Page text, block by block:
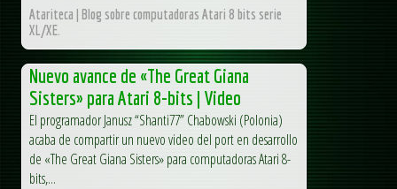
Atariteca | Blog sobre computadoras Atari 8 bits serie
XL/XE.
Nuevo avance de «The Great Giana
Sisters» para Atari 8-bits | Video
El programador Janusz “Shanti77” Chabowski (Polonia)
acaba de compartir un nuevo video del port en desarrollo
de «The Great Giana Sisters» para computadoras Atari 8-
bits,...